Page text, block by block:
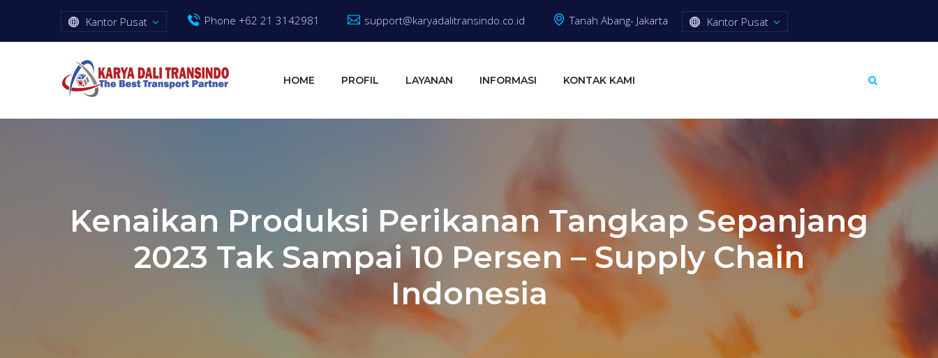
Kantor Pusat Phone +62 21 3142981 support@karyadalitransindo.co.id Tanah Abang- Jakarta Kantor Pusat
HOME PROFIL LAYANAN INFORMASI KONTAK KAMI
Kenaikan Produksi Perikanan Tangkap Sepanjang
2023 Tak Sampai 10 Persen – Supply Chain
Indonesia